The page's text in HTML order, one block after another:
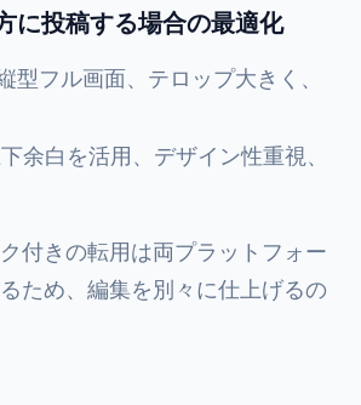
に投稿する場合の最適化
型フル画面、テロップ大きく、
下余白を活用、デザイン性重視、
付きの転用は両プラットフォー
ため、編集を別々に仕上げるの